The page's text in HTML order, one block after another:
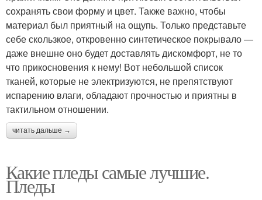
сохранять свои форму и цвет. Также важно, чтобы
материал был приятный на ощупь. Только представьте
себе скользкое, откровенно синтетическое покрывало —
даже внешне оно будет доставлять дискомфорт, не то
что прикосновения к нему! Вот небольшой список
тканей, которые не электризуются, не препятствуют
испарению влаги, обладают прочностью и приятны в
тактильном отношении.
читать дальше →
Какие пледы самые лучшие.
Пледы